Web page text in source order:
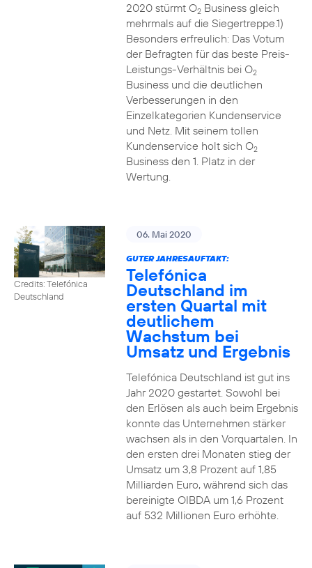
2020 stürmt O2Business gleich
mehrmals auf die Siegertreppe.1)
Besonders erfreulich: Das Votum
der Befragten für das beste Preis-
Leistungs-Verhältnis bei O2
Business und die deutlichen
Verbesserungen in den
Einzelkategorien Kundenservice
und Netz. Mit seinem tollen
Kundenservice holt sich O2
Business den 1. Platz in der
Wertung.
Credits: Telefónica
Deutschland
06. Mai 2020
GUTER JAHRESAUFTAKT:
Telefónica
Deutschland im
ersten Quartal mit
deutlichem
Wachstum bei
Umsatz und Ergebnis
Telefónica Deutschland ist gut ins
Jahr 2020 gestartet. Sowohl bei
den Erlösen als auch beim Ergebnis
konnte das Unternehmen stärker
wachsen als in den Vorquartalen. In
den ersten drei Monaten stieg der
Umsatz um 3,8 Prozent auf 1,85
Milliarden Euro, während sich das
bereinigte OIBDA um 1,6 Prozent
auf 532 Millionen Euro erhöhte.